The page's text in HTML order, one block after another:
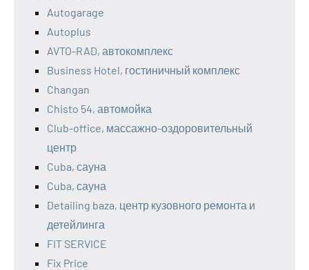
Autogarage
Autoplus
AVTO-RAD, автокомплекс
Business Hotel, гостиничный комплекс
Changan
Chisto 54, автомойка
Club-office, массажно-оздоровительный
центр
Cuba, сауна
Cuba, сауна
Detailing baza, центр кузовного ремонта и
детейлинга
FIT SERVICE
Fix Price